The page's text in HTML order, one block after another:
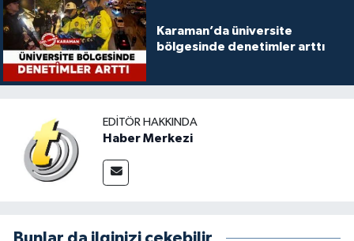
Karaman’da üniversite
bölgesinde denetimler arttı
EDITÖR HAKKINDA
Haber Merkezi